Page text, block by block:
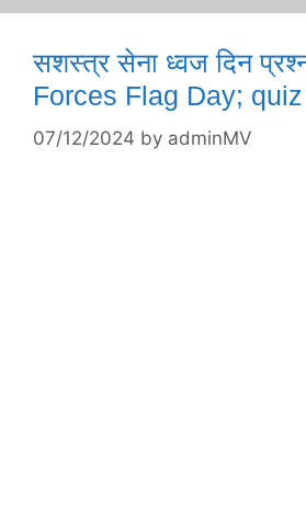
सशस्त्र सेना ध्वज दिन
Forces Flag Day;
07/12/2024 by adminMV